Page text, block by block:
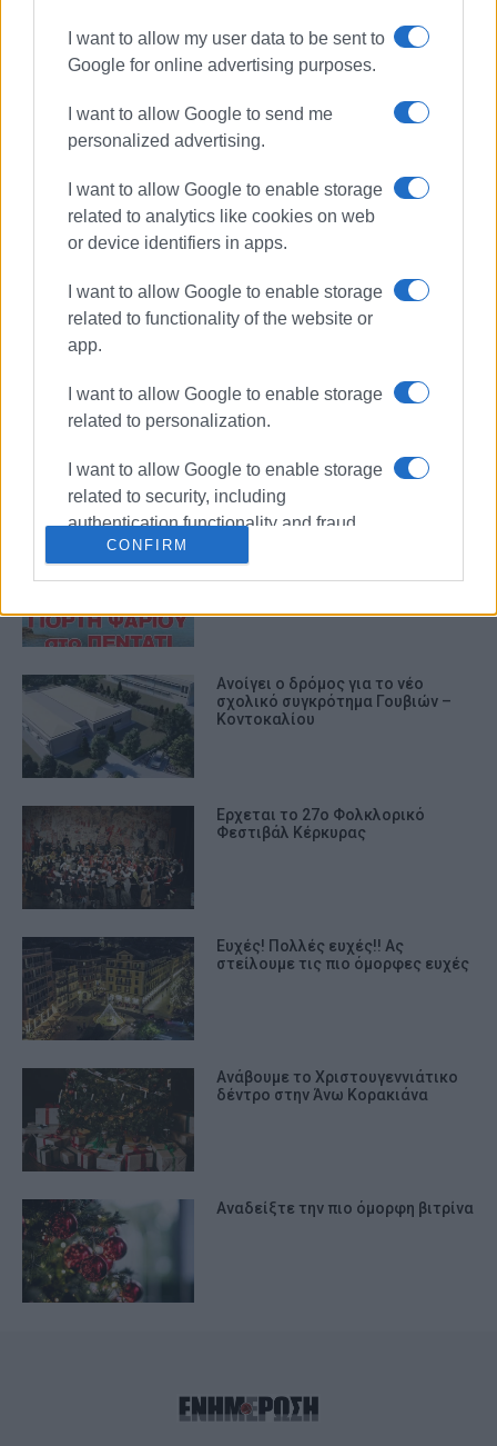
I want to allow my user data to be sent to
Google for online advertising purposes.
I want to allow Google to send me
personalized advertising.
I want to allow Google to enable storage
related to analytics like cookies on web
or device identifiers in apps.
I want to allow Google to enable storage
related to functionality of the website or
app.
I want to allow Google to enable storage
related to personalization.
I want to allow Google to enable storage
related to security, including
authentication functionality and fraud
prevention, and other user protection.
CONFIRM
ΧΡΙΣΤΟΥΓΕΝΝΑ ΓΙΟΡΤΗ
ΣΧΕΤΙΚA AΡΘΡΑ
Γιορτή ψωμιού στο Νεοχώρι
Λευκίμμης
Το Πεντάτι ξαναζωντανεύει τις
γιορτή ιστορίας και μέλλοντος
Ανοίγει ο δρόμος για το νέο
σχολικό συγκρότημα Γουβιών –
Κοντοκαλίου
Ερχεται το 27ο Φολκλορικό
Φεστιβάλ Κέρκυρας
Ευχές! Πολλές ευχές!! Ας
στείλουμε τις πιο όμορφες ευχές
Ανάβουμε το Χριστουγεννιάτικο
δέντρο στην Άνω Κορακιάνα
Αναδείξτε την πιο όμορφη βιτρίνα